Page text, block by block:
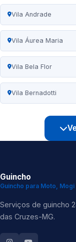
Vila Andrade
Vila Áurea Maria
Vila Bela Flor
Vila Bernadotti
Guincho
Guincho para Moto,
Serviços de guincho
das Cruzes-MG.